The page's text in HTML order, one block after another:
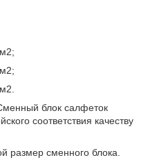
2;
2;
2
блок салфеток
соответствия качеству
размер сменного блока.